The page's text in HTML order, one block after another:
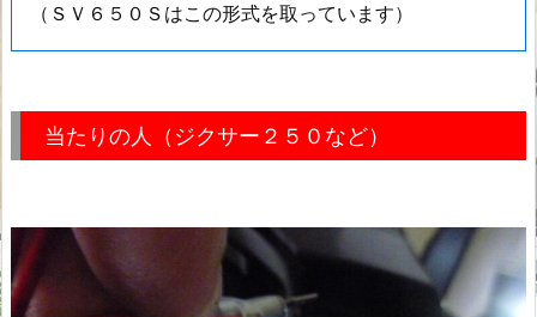
（ＳＶ６５０Ｓはこの形式を取っています）
当たりの人（ジクサー２５０など）